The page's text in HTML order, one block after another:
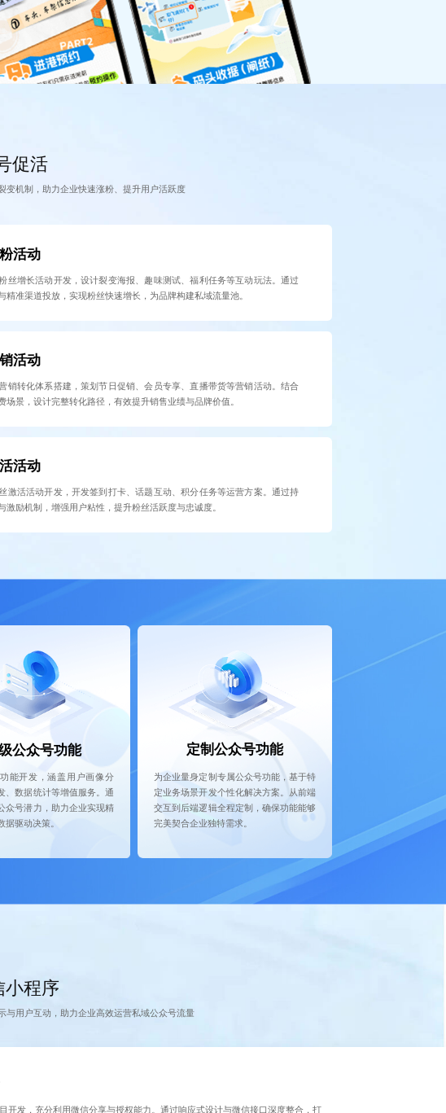
促活
变机制，助力企业快速涨粉、提升用户活跃度
活动
丝增长活动开发，设计裂变海报、趣味测试、福利任务等互动玩法。通过
精准渠道投放，实现粉丝快速增长，为品牌构建私域流量池。
活动
销转化体系搭建，策划节日促销、会员专享、直播带货等营销活动。结合
场景，设计完整转化路径，有效提升销售业绩与品牌价值。
活动
激活活动开发，开发签到打卡、话题互动、积分任务等运营方案。通过持
激励机制，增强用户粘性，提升粉丝活跃度与忠诚度。
公众号功能
能开发，涵盖用户画像分
、数据统计等增值服务。通
众号潜力，助力企业实现精
据驱动决策。
定制公众号功能
为企业量身定制专属公众号功能，基于特
定业务场景开发个性化解决方案。从前端
交互到后端逻辑全程定制，确保功能能够
完美契合企业独特需求。
小程序
与用户互动，助力企业高效运营私域公众号流量
开发，充分利用微信分享与授权能力。通过响应式设计与微信接口深度整合，打